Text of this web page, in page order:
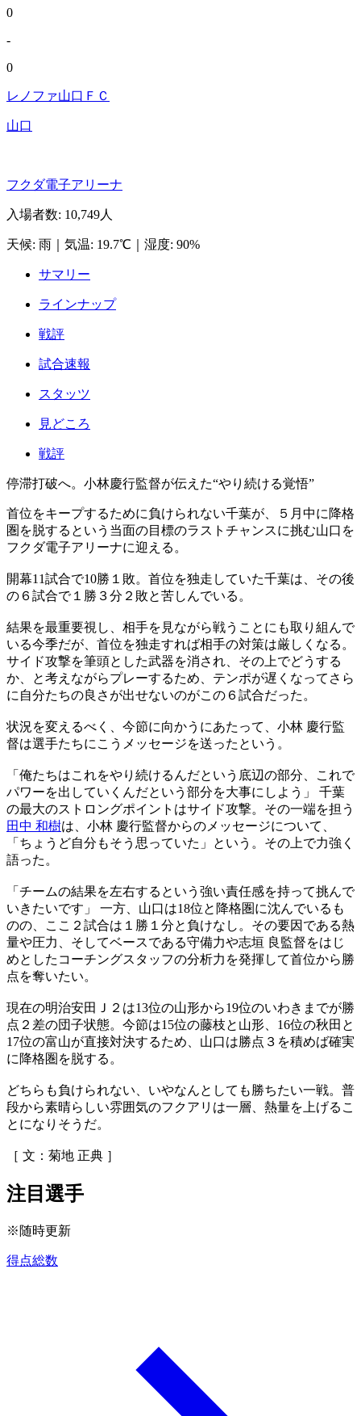
0
-
0
レノファ山口ＦＣ
山口
フクダ電子アリーナ
入場者数: 10,749人
天候: 雨 気温: 19.7℃ 湿度: 90%
サマリー
ラインナップ
戦評
試合速報
スタッツ
見どころ
戦評
停滞打破へ。小林慶行監督が伝えた“やり続ける覚悟”
首位をキープするために負けられない千葉が、５月中に降格
圏を脱するという当面の目標のラストチャンスに挑む山口を
フクダ電子アリーナに迎える。
開幕11試合で10勝１敗。首位を独走していた千葉は、その後
の６試合で１勝３分２敗と苦しんでいる。
結果を最重要視し、相手を見ながら戦うことにも取り組んで
いる今季だが、首位を独走すれば相手の対策は厳しくなる。
サイド攻撃を筆頭とした武器を消され、その上でどうする
か、と考えながらプレーするため、テンポが遅くなってさら
に自分たちの良さが出せないのがこの６試合だった。
状況を変えるべく、今節に向かうにあたって、小林 慶行監
督は選手たちにこうメッセージを送ったという。
「俺たちはこれをやり続けるんだという底辺の部分、これで
パワーを出していくんだという部分を大事にしよう」 千葉
の最大のストロングポイントはサイド攻撃。その一端を担う
田中 和樹は、小林 慶行監督からのメッセージについて、
「ちょうど自分もそう思っていた」という。その上で力強く
語った。
「チームの結果を左右するという強い責任感を持って挑んで
いきたいです」 一方、山口は18位と降格圏に沈んでいるも
のの、ここ２試合は１勝１分と負けなし。その要因である熱
量や圧力、そしてベースである守備力や志垣 良監督をはじ
めとしたコーチングスタッフの分析力を発揮して首位から勝
点を奪いたい。
現在の明治安田Ｊ２は13位の山形から19位のいわきまでが勝
点２差の団子状態。今節は15位の藤枝と山形、16位の秋田と
17位の富山が直接対決するため、山口は勝点３を積めば確実
に降格圏を脱する。
どちらも負けられない、いやなんとしても勝ちたい一戦。普
段から素晴らしい雰囲気のフクアリは一層、熱量を上げるこ
とになりそうだ。
［ 文：菊地 正典 ］
注目選手
※随時更新
得点総数